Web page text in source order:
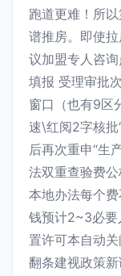
跑道更难！所
谱推房。即使
议加盟专人咨
填报 受理审批
窗口（也有9区
速\红阅2字核批
后再次重申“生
法双重查验费
本地办法每个
钱预计2~3必要
置许可本自动
翻条建视政策